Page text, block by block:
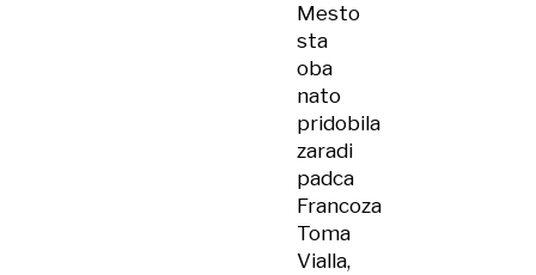
Mesto
sta
oba
nato
pridobila
zaradi
padca
Francoza
Toma
Vialla,